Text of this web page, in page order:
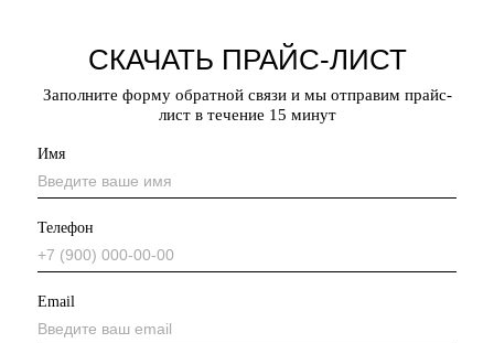
СКАЧАТЬ ПРАЙС-ЛИСТ
Заполните форму обратной связи и мы отправим прайс-
лист в течение 15 минут
Имя
Телефон
Email